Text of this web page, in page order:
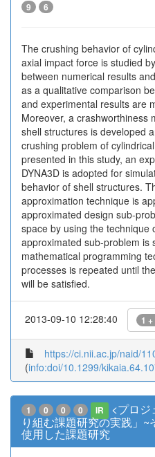
9 6
The crushing behavior of
axial impact force is studied
between numerical results
as a qualitative comparison
and experimental results are
Moreover, a crashworthiness
shell structures is developed
crushing problem of
presented in this study, an
DYNA3D is adopted for
behavior of shell structures.
approximation technique is
approximated design sub-
space by using the
approximated sub-problem is
mathematical programming
processes is repeated until
will be satisfied.
2013-09-10 12:28:40 1 +
https://ci.nii.ac.jp/naid/
(info:doi/10.1299/
1 0 0 0 IR
<プロ
り組む課題研究の実践」
使用した課題研究